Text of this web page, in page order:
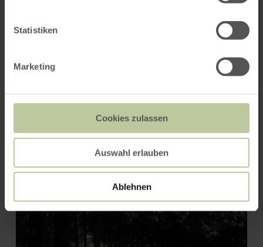
Statistiken
Marketing
Cookies zulassen
Auswahl erlauben
Ablehnen
Erholungspark Mühlenpark